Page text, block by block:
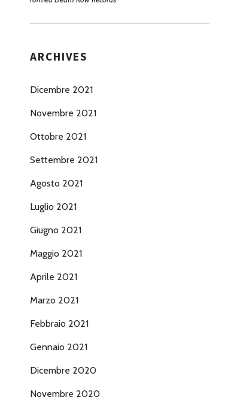
ARCHIVES
Dicembre 2021
Novembre 2021
Ottobre 2021
Settembre 2021
Agosto 2021
Luglio 2021
Giugno 2021
Maggio 2021
Aprile 2021
Marzo 2021
Febbraio 2021
Gennaio 2021
Dicembre 2020
Novembre 2020